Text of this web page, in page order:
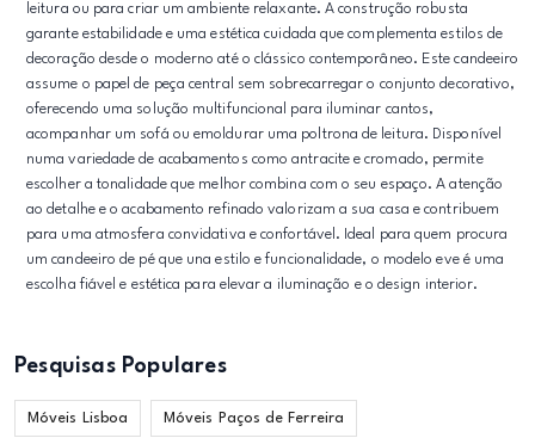
leitura ou para criar um ambiente relaxante. A construção robusta
garante estabilidade e uma estética cuidada que complementa estilos de
decoração desde o moderno até o clássico contemporâneo. Este candeeiro
assume o papel de peça central sem sobrecarregar o conjunto decorativo,
oferecendo uma solução multifuncional para iluminar cantos,
acompanhar um sofá ou emoldurar uma poltrona de leitura. Disponível
numa variedade de acabamentos como antracite e cromado, permite
escolher a tonalidade que melhor combina com o seu espaço. A atenção
ao detalhe e o acabamento refinado valorizam a sua casa e contribuem
para uma atmosfera convidativa e confortável. Ideal para quem procura
um candeeiro de pé que una estilo e funcionalidade, o modelo eve é uma
escolha fiável e estética para elevar a iluminação e o design interior.
Pesquisas Populares
Móveis Lisboa Móveis Paços de Ferreira